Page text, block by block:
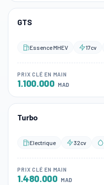
GTS
Essence MHEV 17cv
PRIX CLÉ EN MAIN
1.100.000 MAD
Turbo
Electrique 32cv
PRIX CLÉ EN MAIN
1.480.000 MAD